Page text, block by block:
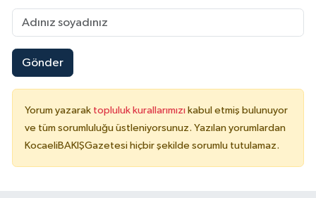
Gönder
Yorum yazarak topluluk kurallarımızı kabul etmiş bulunuyor
ve tüm sorumluluğu üstleniyorsunuz. Yazılan yorumlardan
KocaeliBAKIŞGazetesi hiçbir şekilde sorumlu tutulamaz.